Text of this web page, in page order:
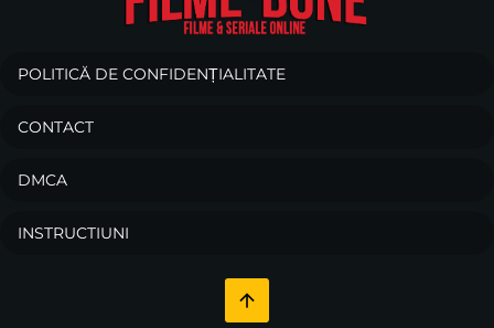
POLITICĂ DE CONFIDENȚIALITATE
CONTACT
DMCA
INSTRUCTIUNI